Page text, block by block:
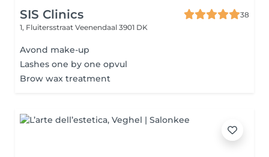
SIS Clinics
38
1, Fluitersstraat Veenendaal 3901 DK
Avond make-up
Lashes one by one opvul
Brow wax treatment